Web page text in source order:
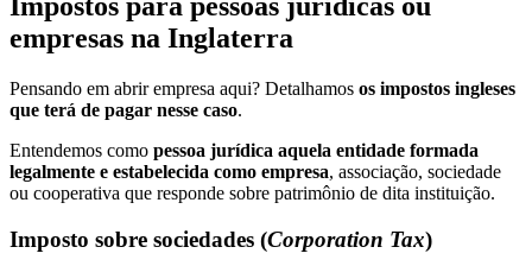
empresas na Inglaterra
Pensando em abrir empresa aqui? Detalhamos os impostos ingleses
que terá de pagar nesse caso.
Entendemos como pessoa jurídica aquela entidade formada
legalmente e estabelecida como empresa, associação, sociedade
ou cooperativa que responde sobre patrimônio de dita instituição.
Imposto sobre sociedades (Corporation Tax)